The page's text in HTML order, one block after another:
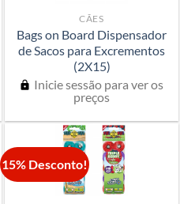
CÃES
Bags on Board Dispensador
de Sacos para Excrementos
(2X15)
Inicie sessão para ver os
preços
15% Desconto!